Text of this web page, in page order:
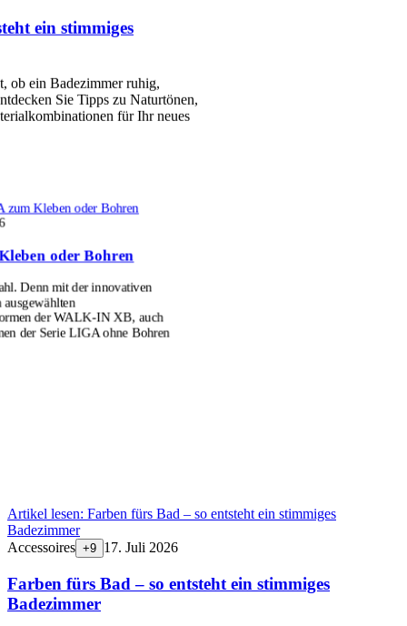
ein stimmiges
ob ein Badezimmer ruhig,
Sie Tipps zu Naturtönen,
für Ihr neues
zum Kleben oder Bohren
oder Bohren
Denn mit der innovativen
der WALK-IN XB, auch
der Serie LIGA ohne Bohren
Artikel lesen: Farben fürs Bad – so entsteht ein stimmiges
Badezimmer
Accessoires +9 17. Juli 2026
Farben fürs Bad – so entsteht ein stimmiges
Badezimmer